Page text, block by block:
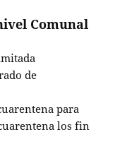
Comunal
de
para
los fin